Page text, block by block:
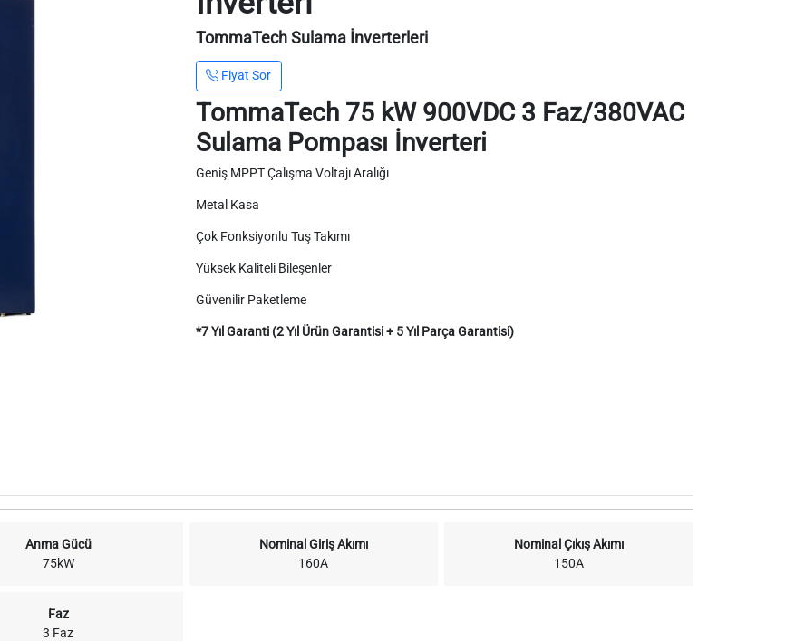
TommaTech Sulama İnverterleri
Fiyat Sor
TommaTech 75 kW 900VDC 3 Faz/380VAC
Sulama Pompası İnverteri
Geniş MPPT Çalışma Voltajı Aralığı
Metal Kasa
Çok Fonksiyonlu Tuş Takımı
Yüksek Kaliteli Bileşenler
Güvenilir Paketleme
*7 Yıl Garanti (2 Yıl Ürün Garantisi + 5 Yıl Parça Garantisi)
Anma Gücü
75kW
Nominal Giriş Akımı
160A
Nominal Çıkış Akımı
150A
Faz
3 Faz